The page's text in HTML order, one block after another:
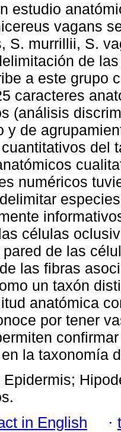
estudio
vagans
S. murrillii, S.
de
a este grupo
caracteres
(análisis
y de
del
numéricos
células
de las
las fibras
un taxón
anatómica
por tener
la taxonomía
Epidermis;
in English ·